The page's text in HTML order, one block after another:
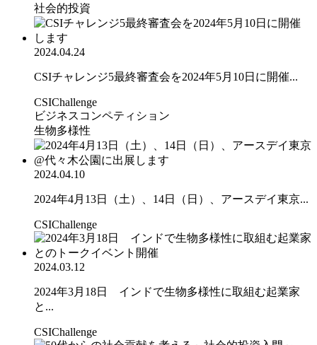
社会的投資
2024.04.24
CSIチャレンジ5最終審査会を2024年5月10日に開催...
CSIChallenge
ビジネスコンペティション
生物多様性
2024.04.10
2024年4月13日（土）、14日（日）、アースデイ東京...
CSIChallenge
2024.03.12
2024年3月18日 インドで生物多様性に取組む起業家
と...
CSIChallenge